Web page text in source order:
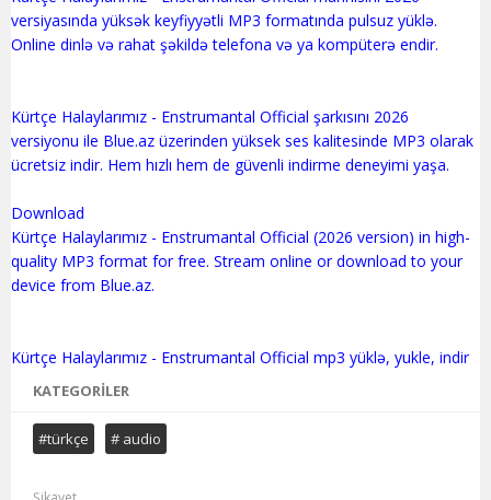
versiyasında yüksək keyfiyyətli MP3 formatında pulsuz yüklə.
Online dinlə və rahat şəkildə telefona və ya kompüterə endir.
Kürtçe Halaylarımız - Enstrumantal Official şarkısını 2026
versiyonu ile Blue.az üzerinden yüksek ses kalitesinde MP3 olarak
ücretsiz indir. Hem hızlı hem de güvenli indirme deneyimi yaşa.
Download
Kürtçe Halaylarımız - Enstrumantal Official (2026 version) in high-
quality MP3 format for free. Stream online or download to your
device from Blue.az.
KATEGORILER
#türkçe # audio